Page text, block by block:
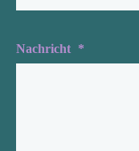
Nachricht *